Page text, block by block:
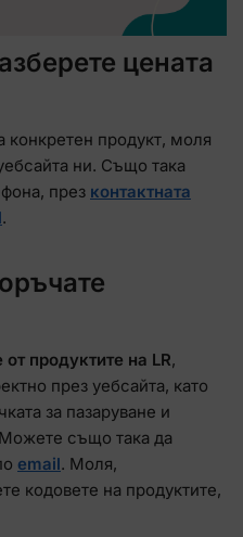
цената
конкретен продукт, моля
ни. Също така
през контактната
.
от продуктите на LR,
през уебсайта, като
за пазаруване и
също така да
email. Моля,
кодовете на продуктите,